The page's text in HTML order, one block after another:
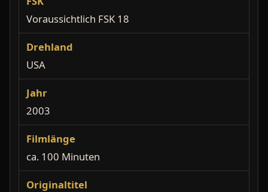
Voraussichtlich FSK 18
Drehland
USA
Jahr
2003
Filmlänge
ca. 100 Minuten
Originaltitel